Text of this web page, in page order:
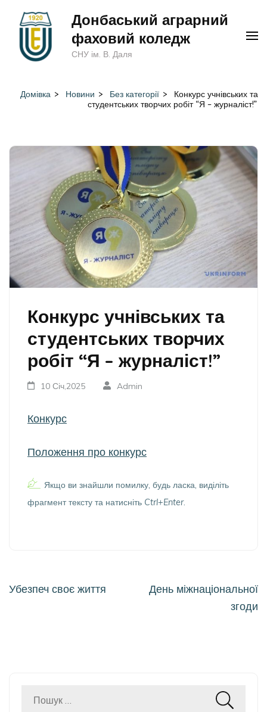
(натисніть
Донбаський аграрний
фаховий коледж
СНУ ім. В. Даля
Домівка > Новини > Без категорії >
Конкурс учнівських та
студентських творчих робіт “Я – журналіст!”
Конкурс учнівських та
студентських творчих
робіт “Я – журналіст!”
10 Січ,2025 Admin
Конкурс
Положення про конкурс
Якщо ви знайшли помилку, будь ласка, виділіть
фрагмент тексту та натисніть Ctrl+Enter.
Навігація
Убезпеч своє життя
День міжнаціональної
згоди
Пошук: